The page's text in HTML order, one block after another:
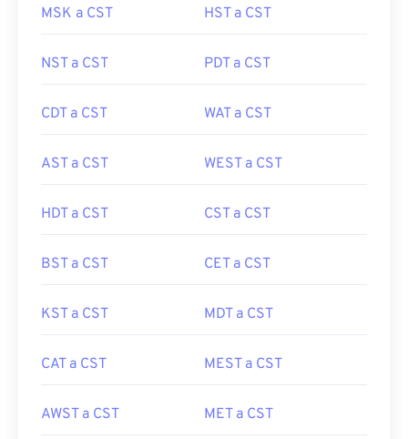
MSK a CST HST a CST
NST a CST PDT a CST
CDT a CST WAT a CST
AST a CST WEST a CST
HDT a CST CST a CST
BST a CST CET a CST
KST a CST MDT a CST
CAT a CST MEST a CST
AWST a CST MET a CST